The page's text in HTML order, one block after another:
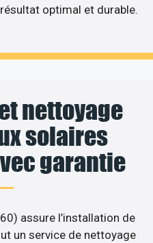
optimal et durable.
nettoyage
solaires
garantie
assure l’installation de
un service de nettoyage